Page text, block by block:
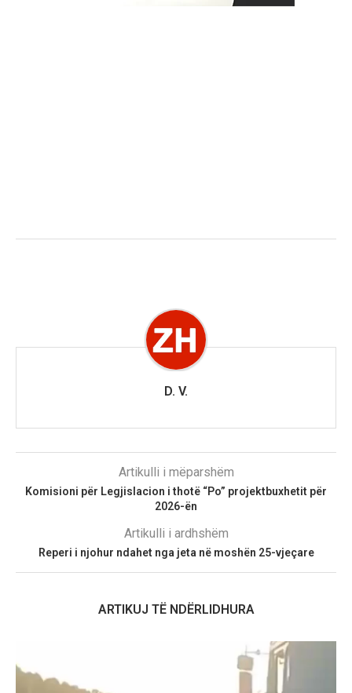
D. V.
Artikulli i mëparshëm
Komisioni për Legjislacion i thotë “Po” projektbuxhetit për
2026-ën
Artikulli i ardhshëm
Reperi i njohur ndahet nga jeta në moshën 25-vjeçare
ARTIKUJ TË NDËRLIDHURA